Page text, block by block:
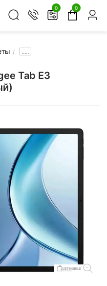
0 0
.....
Tab E3